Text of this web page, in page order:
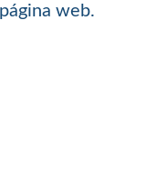
web.